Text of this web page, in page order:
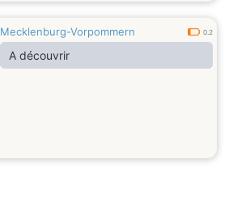
Mecklenburg-Vorpommern 0.2
A découvrir